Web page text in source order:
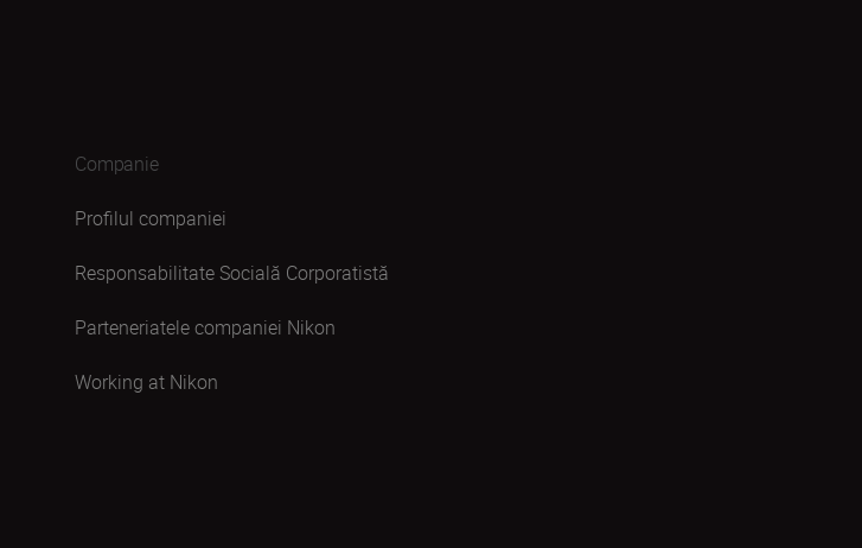
Companie
Profilul companiei
Responsabilitate Socială Corporatistă
Parteneriatele companiei Nikon
Working at Nikon